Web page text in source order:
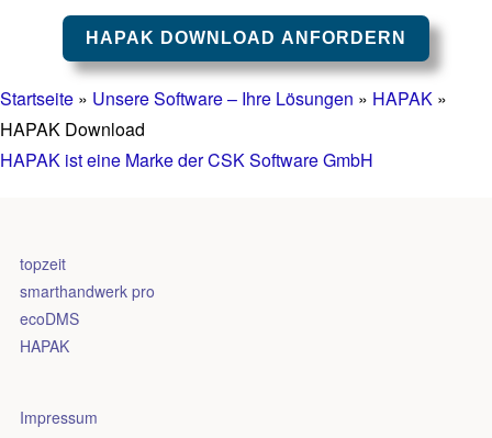
HAPAK DOWNLOAD ANFORDERN
Startseite » Unsere Software – Ihre Lösungen » HAPAK »
HAPAK Download
HAPAK ist eine Marke der CSK Software GmbH
topzeit
smarthandwerk pro
ecoDMS
HAPAK
Impressum